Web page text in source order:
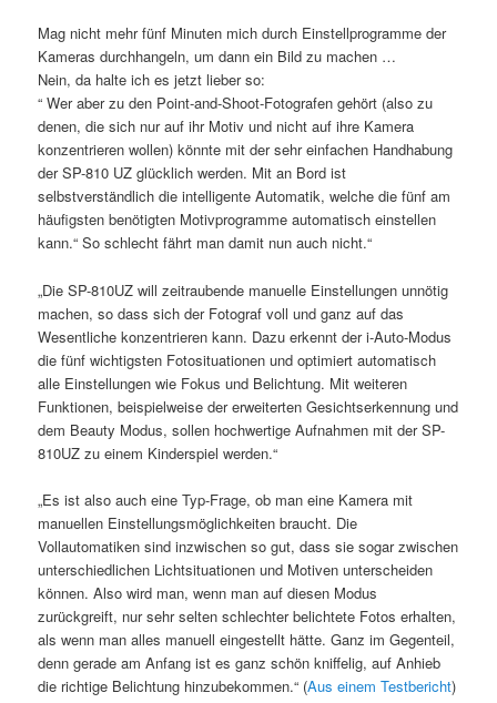
Mag nicht mehr fünf Minuten mich durch Einstellprogramme der
Kameras durchhangeln, um dann ein Bild zu machen …
Nein, da halte ich es jetzt lieber so:
“ Wer aber zu den Point-and-Shoot-Fotografen gehört (also zu
denen, die sich nur auf ihr Motiv und nicht auf ihre Kamera
konzentrieren wollen) könnte mit der sehr einfachen Handhabung
der SP-810 UZ glücklich werden. Mit an Bord ist
selbstverständlich die intelligente Automatik, welche die fünf am
häufigsten benötigten Motivprogramme automatisch einstellen
kann.“ So schlecht fährt man damit nun auch nicht.“
„Die SP-810UZ will zeitraubende manuelle Einstellungen unnötig
machen, so dass sich der Fotograf voll und ganz auf das
Wesentliche konzentrieren kann. Dazu erkennt der i-Auto-Modus
die fünf wichtigsten Fotosituationen und optimiert automatisch
alle Einstellungen wie Fokus und Belichtung. Mit weiteren
Funktionen, beispielweise der erweiterten Gesichtserkennung und
dem Beauty Modus, sollen hochwertige Aufnahmen mit der SP-
810UZ zu einem Kinderspiel werden.“
„Es ist also auch eine Typ-Frage, ob man eine Kamera mit
manuellen Einstellungsmöglichkeiten braucht. Die
Vollautomatiken sind inzwischen so gut, dass sie sogar zwischen
unterschiedlichen Lichtsituationen und Motiven unterscheiden
können. Also wird man, wenn man auf diesen Modus
zurückgreift, nur sehr selten schlechter belichtete Fotos erhalten,
als wenn man alles manuell eingestellt hätte. Ganz im Gegenteil,
denn gerade am Anfang ist es ganz schön kniffelig, auf Anhieb
die richtige Belichtung hinzubekommen.“ (Aus einem Testbericht)